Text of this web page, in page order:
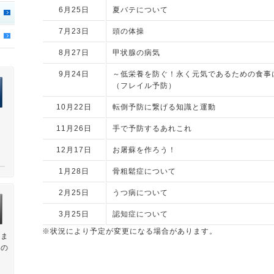
6月25日 夏バテについて
7月23日 頭の体操
8月27日 甲状腺の病気
9月24日
～低栄養を防ぐ！永く元気であるための食事
（フレイル予防）
10月22日 転倒予防に繋げる知識と運動
11月26日 手で予防するあれこれ
12月17日 お屠蘇を作ろう！
1月28日 骨粗鬆症について
2月25日 うつ病について
3月25日
認知症について
※状況により予定が変更になる場合があります。